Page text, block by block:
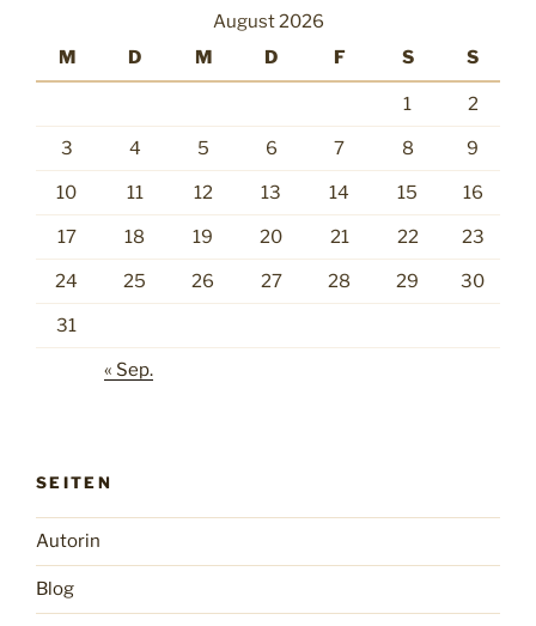
August 2026
M
D M D F S S
1 2
3 4 5 6 7 8 9
10 11 12 13 14 15 16
17 18 19 20 21 22 23
24 25 26 27 28 29 30
31
« Sep.
SEITEN
Autorin
Blog